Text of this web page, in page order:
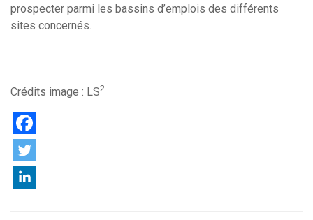
prospecter parmi les bassins d’emplois des différents
sites concernés.
Crédits image : LS2